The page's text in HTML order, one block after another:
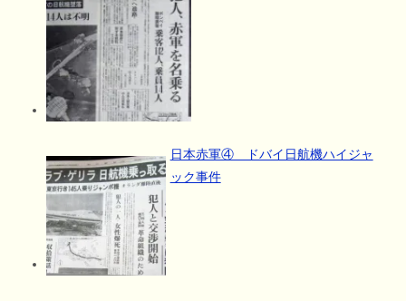
日本赤軍④ ドバイ日航機ハイジャ
ック事件